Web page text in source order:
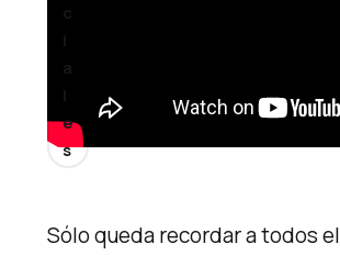
Sólo queda recordar a todos el
c
i
a
l
e
s